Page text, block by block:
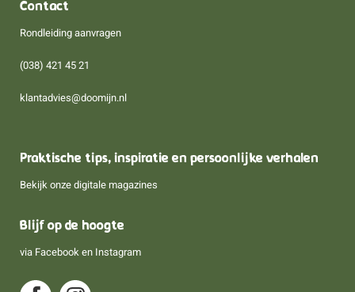
Contact
Rondleiding aanvragen
(038) 421 45 21
klantadvies@doomijn.nl
Praktische tips, inspiratie en persoonlijke verhalen
Bekijk onze digitale magazines
Blijf op de hoogte
via Facebook en Instagram